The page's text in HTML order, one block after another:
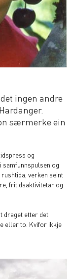
ingen andre
særmerke ein
og
og
verken seint
fritidsaktivitetar og
draget etter det
eller to. Kvifor ikkje